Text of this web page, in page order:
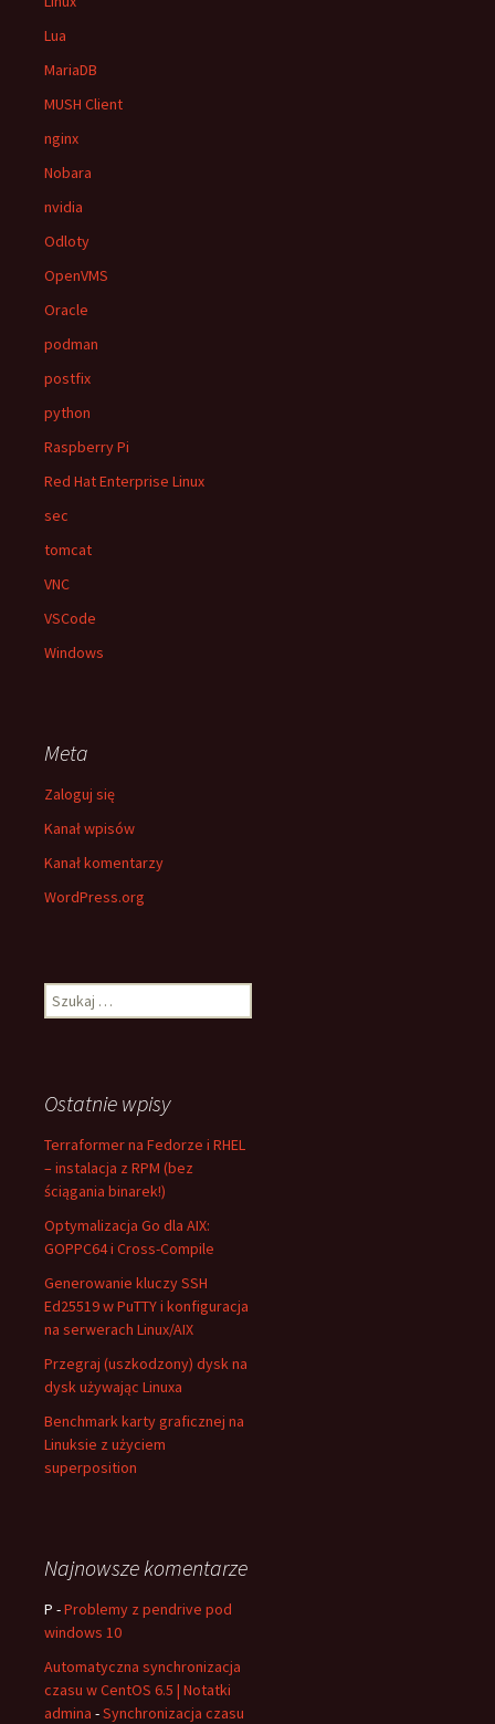
Lua
MariaDB
MUSH Client
nginx
Nobara
nvidia
Odloty
OpenVMS
Oracle
podman
postfix
python
Raspberry Pi
Red Hat Enterprise Linux
sec
tomcat
VNC
VSCode
Windows
Meta
Zaloguj się
Kanał wpisów
Kanał komentarzy
WordPress.org
Szukaj:
Ostatnie wpisy
Terraformer na Fedorze i RHEL
– instalacja z RPM (bez
ściągania binarek!)
Optymalizacja Go dla AIX:
GOPPC64 i Cross-Compile
Generowanie kluczy SSH
Ed25519 w PuTTY i konfiguracja
na serwerach Linux/AIX
Przegraj (uszkodzony) dysk na
dysk używając Linuxa
Benchmark karty graficznej na
Linuksie z użyciem
superposition
Najnowsze komentarze
P -Problemy z pendrive pod
windows 10
Automatyczna synchronizacja
czasu w CentOS 6.5 | Notatki
admina -Synchronizacja czasu